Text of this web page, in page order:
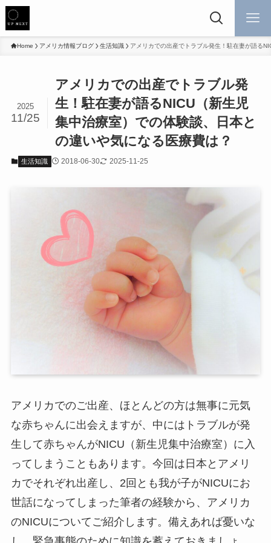
Home アメリカ情報ブログ 生活知識 アメリカでの出産でトラブル発生！駐在妻が語る
アメリカでの出産でトラブル発
生！駐在妻が語るNICU（新生児
集中治療室）での体験談、日本と
の違いや気になる医療費は？
2025
11/25
生活知識 2018-06-30 2025-11-25
アメリカでのご出産、ほとんどの方は無事に元気
な赤ちゃんに出会えますが、中にはトラブルが発
生して赤ちゃんがNICU（新生児集中治療室）に入
ってしまうこともあります。今回は日本とアメリ
カでそれぞれ出産し、2回とも我が子がNICUにお
世話になってしまった筆者の経験から、アメリカ
のNICUについてご紹介します。備えあれば憂いな